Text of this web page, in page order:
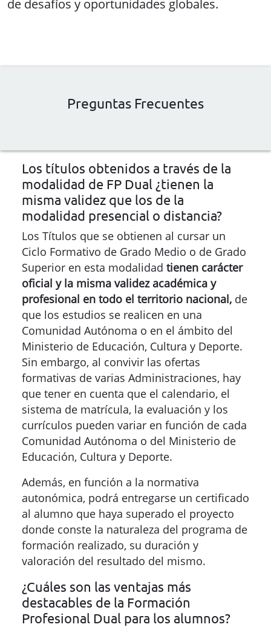
de desafíos y oportunidades globales.
Preguntas Frecuentes
Los títulos obtenidos a través de la
modalidad de FP Dual ¿tienen la
misma validez que los de la
modalidad presencial o distancia?
Los Títulos que se obtienen al cursar un
Ciclo Formativo de Grado Medio o de Grado
Superior en esta modalidad tienen carácter
oficial y la misma validez académica y
profesional en todo el territorio nacional, de
que los estudios se realicen en una
Comunidad Autónoma o en el ámbito del
Ministerio de Educación, Cultura y Deporte.
Sin embargo, al convivir las ofertas
formativas de varias Administraciones, hay
que tener en cuenta que el calendario, el
sistema de matrícula, la evaluación y los
currículos pueden variar en función de cada
Comunidad Autónoma o del Ministerio de
Educación, Cultura y Deporte.
Además, en función a la normativa
autonómica, podrá entregarse un certificado
al alumno que haya superado el proyecto
donde conste la naturaleza del programa de
formación realizado, su duración y
valoración del resultado del mismo.
¿Cuáles son las ventajas más
destacables de la Formación
Profesional Dual para los alumnos?